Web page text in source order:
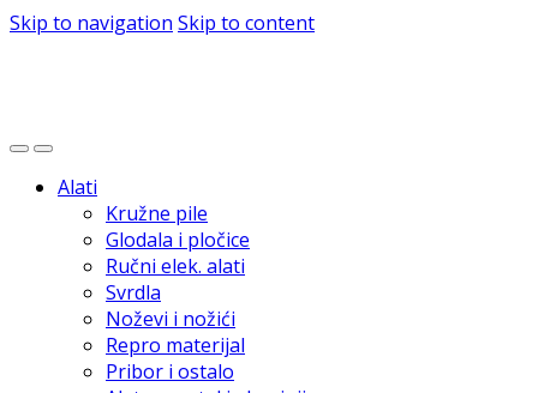
Skip to navigation Skip to content
Alati
Kružne pile
Glodala i pločice
Ručni elek. alati
Svrdla
Noževi i nožići
Repro materijal
Pribor i ostalo